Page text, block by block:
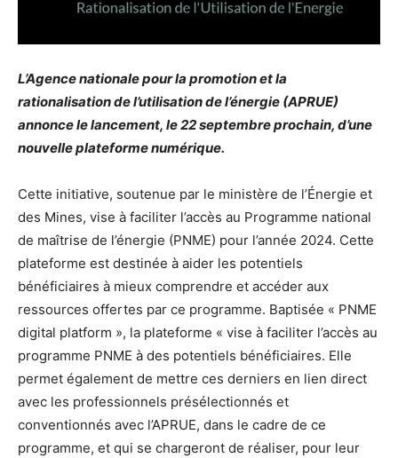
L’Agence nationale pour la promotion et la
rationalisation de l’utilisation de l’énergie (APRUE)
annonce le lancement, le 22 septembre prochain, d’une
nouvelle plateforme numérique.
Cette initiative, soutenue par le ministère de l’Énergie et
des Mines, vise à faciliter l’accès au Programme national
de maîtrise de l’énergie (PNME) pour l’année 2024. Cette
plateforme est destinée à aider les potentiels
bénéficiaires à mieux comprendre et accéder aux
ressources offertes par ce programme. Baptisée « PNME
digital platform », la plateforme « vise à faciliter l’accès au
programme PNME à des potentiels bénéficiaires. Elle
permet également de mettre ces derniers en lien direct
avec les professionnels présélectionnés et
conventionnés avec l’APRUE, dans le cadre de ce
programme, et qui se chargeront de réaliser, pour leur